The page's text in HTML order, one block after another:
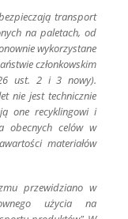
transport
na paletach, od
wykorzystane
członkowskim
ust. 2 i 3 nowy).
nie jest technicznie
one recyklingowi i
obecnych celów w
materiałów
przewidziano w
użycia na